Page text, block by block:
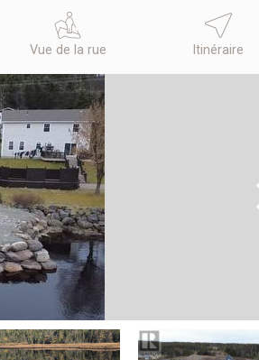
Vue de la rue Itinéraire